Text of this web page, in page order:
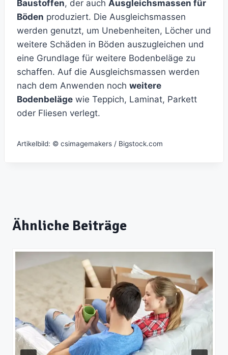
Baustoffen, der auch Ausgleichsmassen für
Böden produziert. Die Ausgleichsmassen
werden genutzt, um Unebenheiten, Löcher und
weitere Schäden in Böden auszugleichen und
eine Grundlage für weitere Bodenbeläge zu
schaffen. Auf die Ausgleichsmassen werden
nach dem Anwenden noch weitere
Bodenbeläge wie Teppich, Laminat, Parkett
oder Fliesen verlegt.
Artikelbild: © csimagemakers / Bigstock.com
Ähnliche Beiträge